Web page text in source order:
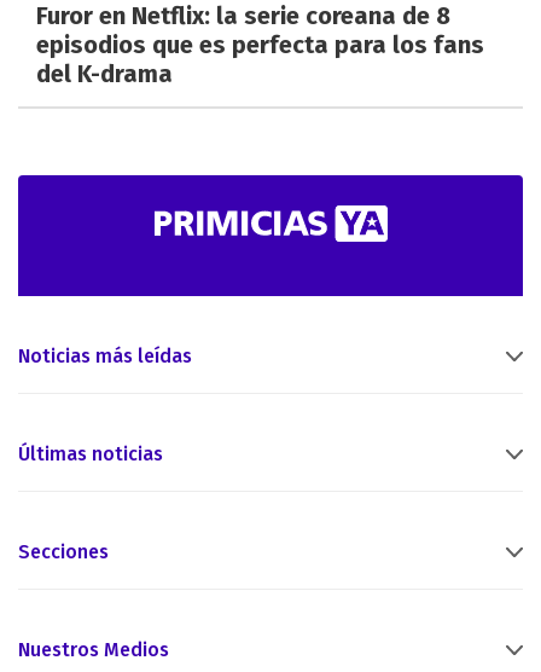
Furor en Netflix: la serie coreana de 8
episodios que es perfecta para los fans
del K-drama
Noticias más leídas
Últimas noticias
Secciones
Nuestros Medios